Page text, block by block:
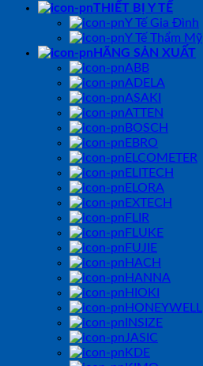
THIẾT BỊ Y TẾ
Y Tế Gia Đình
Y Tế Thẩm Mỹ
HÃNG SẢN XUẤT
ABB
ADELA
ASAKI
ATTEN
BOSCH
EBRO
ELCOMETER
ELITECH
ELORA
EXTECH
FLIR
FLUKE
FUJIE
HACH
HANNA
HIOKI
HONEYWELL
INSIZE
JASIC
KDE